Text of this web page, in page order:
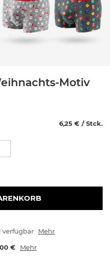
Motiv
6,25 € / Stck.
verfügbar Mehr
€ Mehr